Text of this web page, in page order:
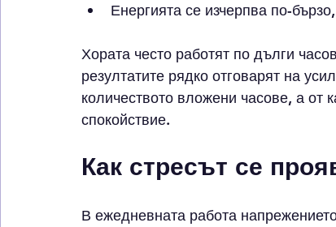
Енергията се изчерпва по-
Хората често работят по дълги
резултатите рядко отговарят на
количеството вложени часове, а от
спокойствие.
Как стресът се
В ежедневната работа